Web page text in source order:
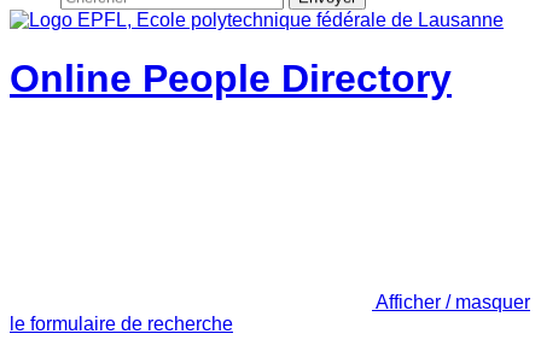
Online People Directory
Afficher / masquer
le formulaire de recherche